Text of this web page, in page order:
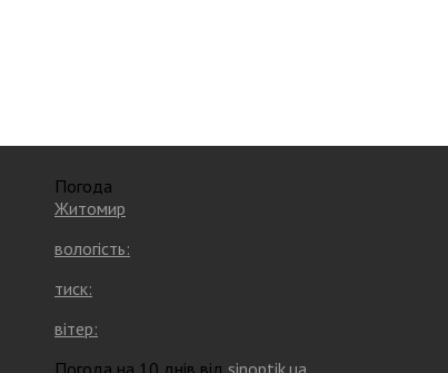
Погода
Житомир
вологість:
тиск:
вітер:
Погода на 10 днів від sinoptik.ua